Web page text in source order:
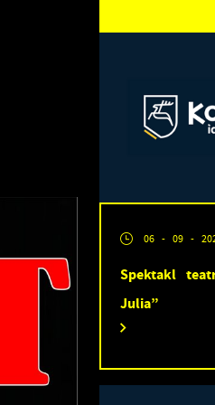
06 - 09 -
Spektakl
Julia”